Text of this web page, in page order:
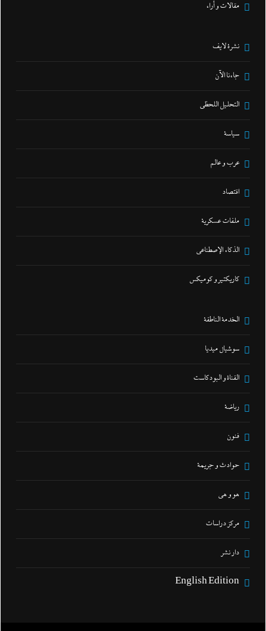
مقالات و أراء
نشرة لايف
جاءنا الآن
التحليل اللحظي
سياسة
عرب و عالم
اقتصاد
ملفات عسكرية
الذكاء الإصطناعي
كاريكتير و كوميكس
الخدمة الناطقة
سوشيال ميديا
القناة و البودكاست
رياضة
فنون
حوادث و جريمة
هو و هي
مركز دراسات
دار نشر
English Edition